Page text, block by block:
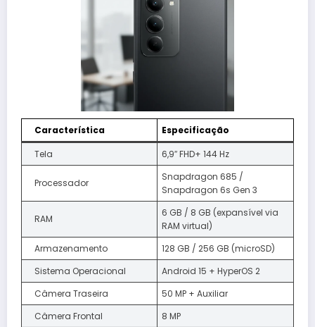
Característica
Especificação
Tela
6,9″ FHD+ 144 Hz
Processador
Snapdragon 685 /
Snapdragon 6s Gen 3
RAM
6 GB / 8 GB (expansível via
RAM virtual)
Armazenamento
128 GB / 256 GB (microSD)
Sistema Operacional
Android 15 + HyperOS 2
Câmera Traseira
50 MP + Auxiliar
Câmera Frontal
8 MP